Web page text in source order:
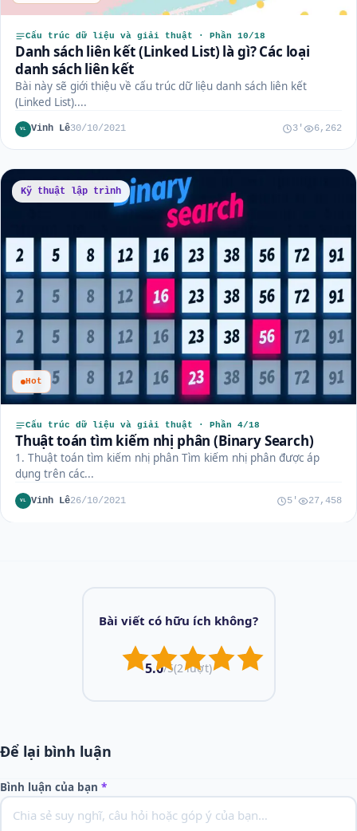
Cấu trúc dữ liệu và giải thuật · Phần 10/18
Danh sách liên kết (Linked List) là gì? Các loại
danh sách liên kết
Bài này sẽ giới thiệu về cấu trúc dữ liệu danh sách liên kết
(Linked List)....
VL Vinh Lê30/10/2021 3' 6,262
Kỹ thuật lập trình
Hot
Cấu trúc dữ liệu và giải thuật · Phần 4/18
Thuật toán tìm kiếm nhị phân (Binary Search)
1. Thuật toán tìm kiếm nhị phân Tìm kiếm nhị phân được áp
dụng trên các...
VL Vinh Lê26/10/2021 5' 27,458
Bài viết có hữu ích không?
5.0/5(2 lượt)
Để lại bình luận
Bình luận của bạn *